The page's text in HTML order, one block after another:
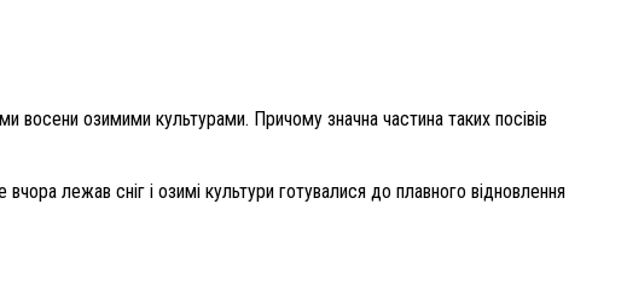
восени озимими культурами. Причому значна частина таких посівів
лежав сніг і озимі культури готувалися до плавного відновлення